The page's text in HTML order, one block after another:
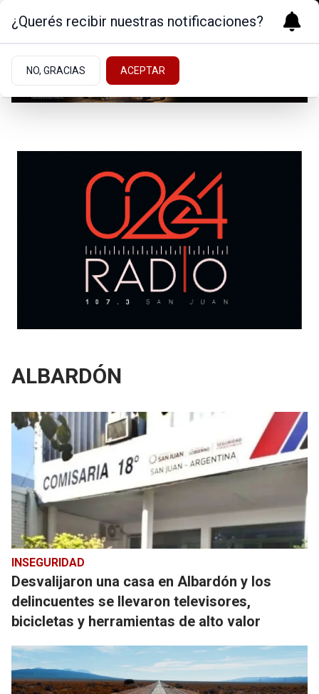
ALBARDÓN
INSEGURIDAD
Desvalijaron una casa en Albardón y los
delincuentes se llevaron televisores,
bicicletas y herramientas de alto valor
¿Querés recibir nuestras notificaciones?
NO, GRACIAS ACEPTAR